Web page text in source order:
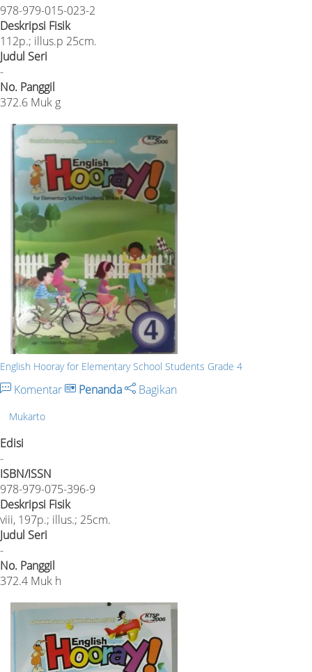
978-979-015-023-2
Deskripsi Fisik
112p.; illus.p 25cm.
Judul Seri
-
No. Panggil
372.6 Muk g
English Hooray for Elementary School Students Grade 4
Komentar Penanda Bagikan
Mukarto
Edisi
-
ISBN/ISSN
978-979-075-396-9
Deskripsi Fisik
viii, 197p.; illus.; 25cm.
Judul Seri
-
No. Panggil
372.4 Muk h